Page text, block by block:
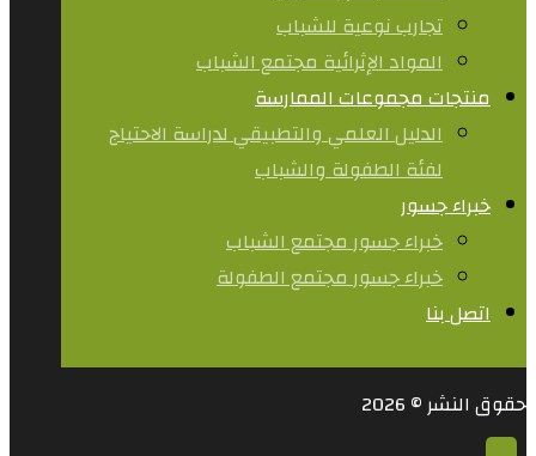
تجارب نوعية للشباب​
المواد الإثرائية مجتمع الشباب
منتجات مجموعات الممارسة
الدليل العلمي والتطبيقي لدراسة الاحتياج
لفئة الطفولة والشباب
خبراء جسور
خبراء جسور مجتمع الشباب
خبراء جسور مجتمع الطفولة
اتصل بنا
حقوق النشر © 2026